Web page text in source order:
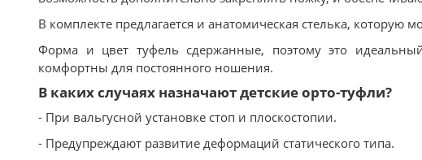
В комплекте предлагается и анатомическая стелька, которую
Форма и цвет туфель сдержанные, поэтому это
комфортны для постоянного ношения.
В каких случаях назначают детские орто-туфли?
- При вальгусной установке стоп и плоскостопии.
- Предупреждают развитие деформаций статического типа.